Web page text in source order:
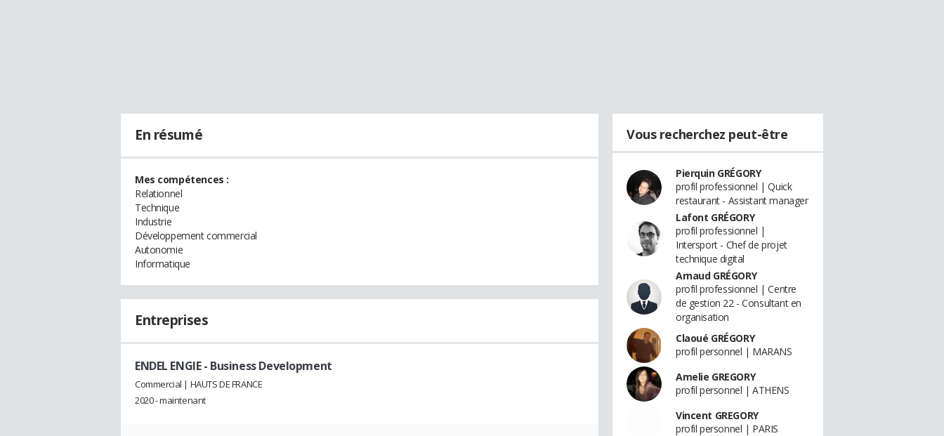
En résumé
Mes compétences :
Relationnel
Technique
Industrie
Développement commercial
Autonomie
Informatique
Entreprises
ENDEL ENGIE- Business Development
Commercial | HAUTS DE FRANCE
2020 - maintenant
Vous recherchez peut-être
Pierquin GRÉGORY
profil professionnel | Quick
restaurant - Assistant manager
Lafont GRÉGORY
profil professionnel |
Intersport - Chef de projet
technique digital
Arnaud GRÉGORY
profil professionnel | Centre
de gestion 22 - Consultant en
organisation
Claoué GRÉGORY
profil personnel | MARANS
Amelie GREGORY
profil personnel | ATHENS
Vincent GREGORY
profil personnel | PARIS